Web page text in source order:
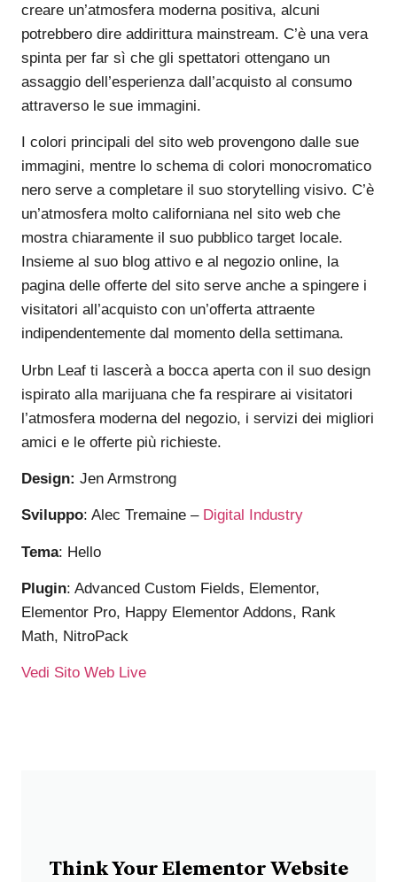
creare un’atmosfera moderna positiva, alcuni
potrebbero dire addirittura mainstream. C’è una vera
spinta per far sì che gli spettatori ottengano un
assaggio dell’esperienza dall’acquisto al consumo
attraverso le sue immagini.
I colori principali del sito web provengono dalle sue
immagini, mentre lo schema di colori monocromatico
nero serve a completare il suo storytelling visivo. C’è
un’atmosfera molto californiana nel sito web che
mostra chiaramente il suo pubblico target locale.
Insieme al suo blog attivo e al negozio online, la
pagina delle offerte del sito serve anche a spingere i
visitatori all’acquisto con un’offerta attraente
indipendentemente dal momento della settimana.
Urbn Leaf ti lascerà a bocca aperta con il suo design
ispirato alla marijuana che fa respirare ai visitatori
l’atmosfera moderna del negozio, i servizi dei migliori
amici e le offerte più richieste.
Design: Jen Armstrong
Sviluppo: Alec Tremaine – Digital Industry
Tema: Hello
Plugin: Advanced Custom Fields, Elementor,
Elementor Pro, Happy Elementor Addons, Rank
Math, NitroPack
Vedi Sito Web Live
Think Your Elementor Website